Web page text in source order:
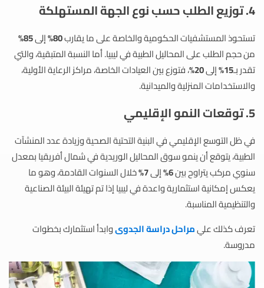
4. توزيع الطلب حسب نوع الجهة المستهلكة
تستحوذ المستشفيات الحكومية والخاصة على ما يقارب80% إلى85%
من حجم الطلب على المحاليل الطبية في ليبيا. أما النسبة المتبقية، والتي
تقدر بـ15% إلى20% ، فتوزع بين العيادات الخاصة، مراكز الرعاية الأولية،
والاستخدامات المنزلية والميدانية.
5. توقعات النمو الإقليمي
في ظل التوسع الإقليمي في البنية التحتية الصحية وزيادة عدد المنشآت
الطبية، يتوقع أن ينمو سوق المحاليل الوريدية في شمال أفريقيا بمعدل
سنوي مركب يتراوح بين
إلى7% خلال السنوات القادمة، وهو ما
يعكس إمكانية استثمارية واعدة في ليبيا إذا تم تهيئة البيئة الصناعية
والتنظيمية المناسبة.
تعرف كذلك عليمراحل دراسة الجدوىوابدأ استثمارك بخطوات
مدروسة.